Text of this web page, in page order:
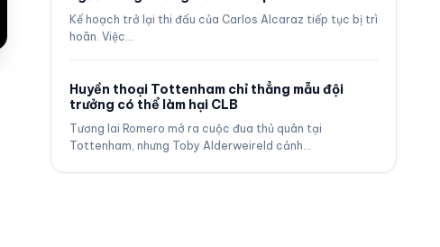
Kế hoạch trở lại thi đấu của Carlos Alcaraz tiếp tục bị trì
hoãn. Việc…
Huyền thoại Tottenham chỉ thẳng mẫu đội
trưởng có thể làm hại CLB
Tương lai Romero mở ra cuộc đua thủ quân tại
Tottenham, nhưng Toby Alderweireld cảnh…